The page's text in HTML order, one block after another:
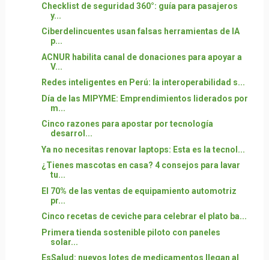
Checklist de seguridad 360°: guía para pasajeros
y...
Ciberdelincuentes usan falsas herramientas de IA
p...
ACNUR habilita canal de donaciones para apoyar a
V...
Redes inteligentes en Perú: la interoperabilidad s...
Día de las MIPYME: Emprendimientos liderados por
m...
Cinco razones para apostar por tecnología
desarrol...
Ya no necesitas renovar laptops: Esta es la tecnol...
¿Tienes mascotas en casa? 4 consejos para lavar
tu...
El 70% de las ventas de equipamiento automotriz
pr...
Cinco recetas de ceviche para celebrar el plato ba...
Primera tienda sostenible piloto con paneles
solar...
EsSalud: nuevos lotes de medicamentos llegan al